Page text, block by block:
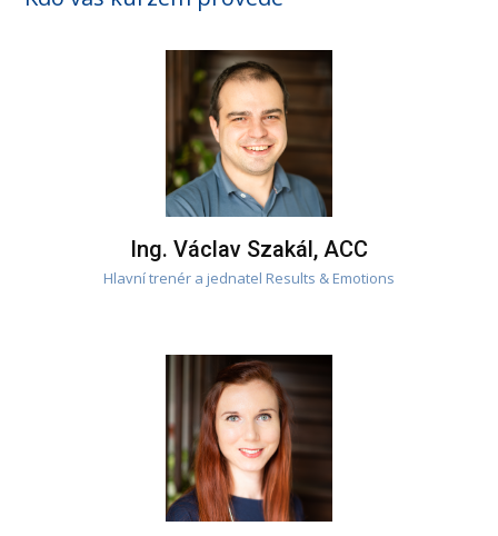
Ing. Václav Szakál, ACC
Hlavní trenér a jednatel Results & Emotions